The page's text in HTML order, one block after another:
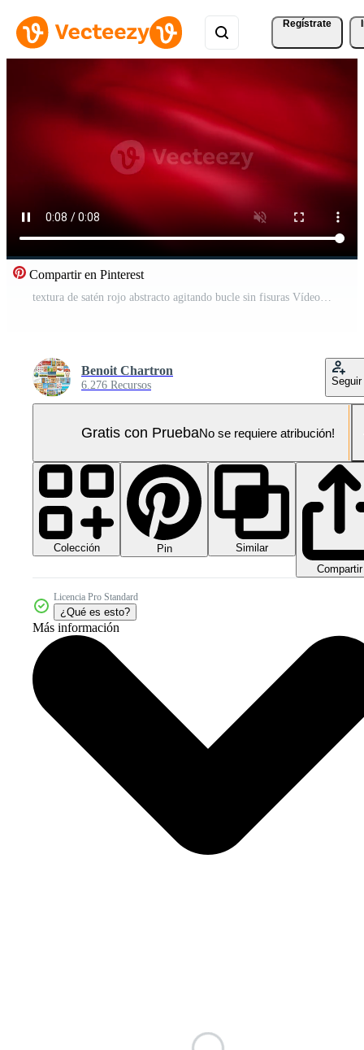
Regístrate
Compartir en Pinterest
textura de satén rojo abstracto agitando bucle sin fisuras Vídeo Pro
Benoit Chartron
6.276 Recursos Seguir
Gratis con PruebaNo se requiere atribución!
Colección Pin
Similar
Compartir
Licencia Pro Standard
¿Qué es esto?
Más información